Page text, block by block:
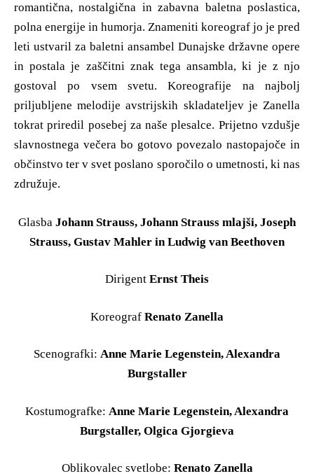
romantična, nostalgična in zabavna baletna poslastica,
polna energije in humorja. Znameniti koreograf jo je pred
leti ustvaril za baletni ansambel Dunajske državne opere
in postala je zaščitni znak tega ansambla, ki je z njo
gostoval po vsem svetu. Koreografije na najbolj
priljubljene melodije avstrijskih skladateljev je Zanella
tokrat priredil posebej za naše plesalce. Prijetno vzdušje
slavnostnega večera bo gotovo povezalo nastopajoče in
občinstvo ter v svet poslano sporočilo o umetnosti, ki nas
združuje.
Glasba Johann Strauss, Johann Strauss mlajši, Joseph
Strauss, Gustav Mahler in Ludwig van Beethoven
Dirigent Ernst Theis
Koreograf Renato Zanella
Scenografki: Anne Marie Legenstein, Alexandra
Burgstaller
Kostumografke: Anne Marie Legenstein, Alexandra
Burgstaller, Olgica Gjorgieva
Oblikovalec svetlobe: Renato Zanella